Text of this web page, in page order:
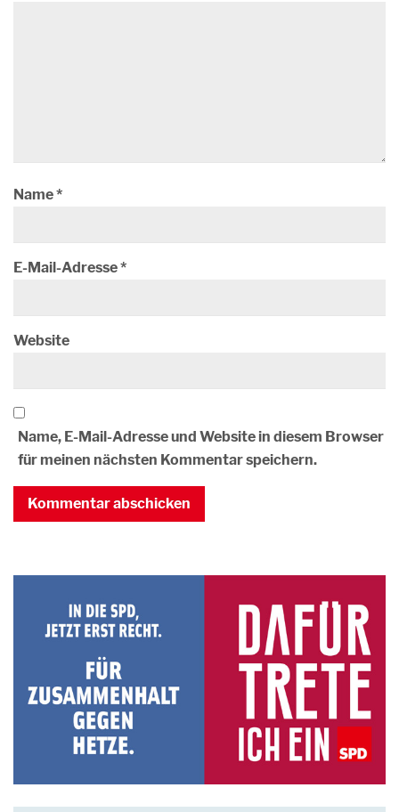
Name*
E-Mail-Adresse*
Website
Name, E-Mail-Adresse und Website in diesem Browser
für meinen nächsten Kommentar speichern.